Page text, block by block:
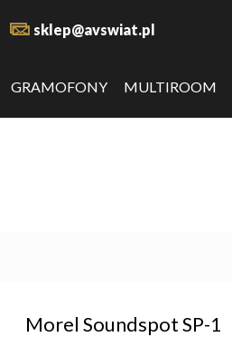
sklep@avswiat.pl
GRAMOFONY MULTIROOM
Morel Soundspot SP-1